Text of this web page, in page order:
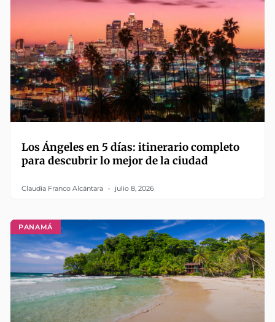
Los Ángeles en 5 días: itinerario completo
para descubrir lo mejor de la ciudad
Claudia Franco Alcántara julio 8, 2026
PANAMÁ